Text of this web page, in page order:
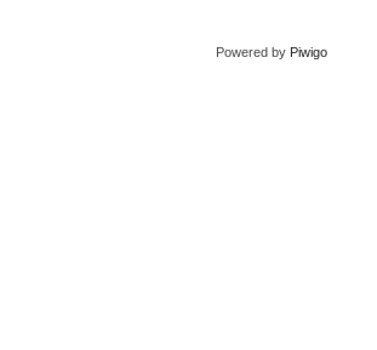
Powered by Piwigo